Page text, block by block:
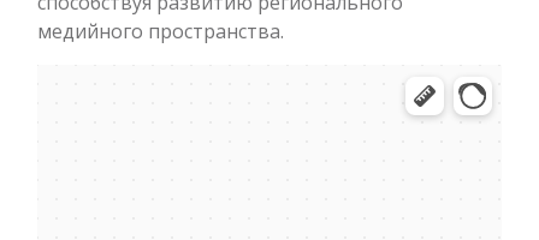
медийного пространства.